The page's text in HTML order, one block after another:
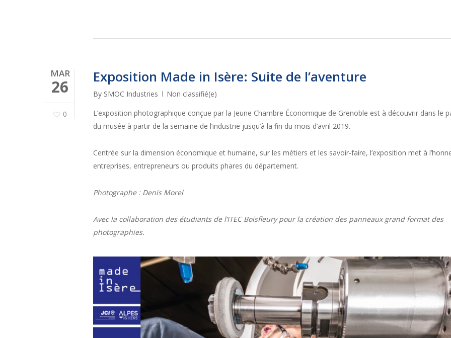
MAR
26
0
Exposition Made in Isère: Suite de l’aventure
By SMOC Industries
Non classifié(e)
L’exposition photographique conçue par la Jeune Chambre Économique de Grenoble est à découvrir dans le
du musée à partir de la semaine de l’industrie jusqu’à la fin du mois d’avril 2019.
Centrée sur la dimension économique et humaine, sur les métiers et les savoir-faire, l’exposition met à
entreprises, entrepreneurs ou produits phares du département.
Photographe : Denis Morel
Avec la collaboration des étudiants de l’ITEC Boisfleury pour la création des panneaux grand format des
photographies.